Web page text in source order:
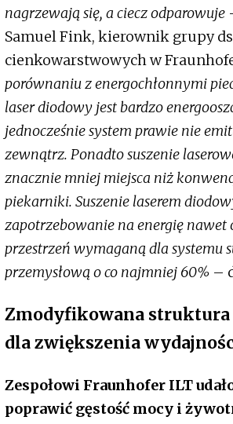
nagrzewają się, a ciecz odparowuje
Samuel Fink, kierownik grupy
cienkowarstwowych w
porównaniu z energochłonnymi
laser diodowy jest bardzo
jednocześnie system prawie nie
zewnątrz. Ponadto suszenie
znacznie mniej miejsca niż
piekarniki. Suszenie laserem
zapotrzebowanie na energię nawet
przestrzeń wymaganą dla systemu
przemysłową o co najmniej 60% –
Zmodyfikowana struktura
dla zwiększenia
Zespołowi Fraunhofer ILT
poprawić gęstość mocy i